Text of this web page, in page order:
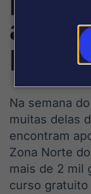
Méier
Na semana
muitas delas
encontram
Zona Norte
mais de 2 mil
curso